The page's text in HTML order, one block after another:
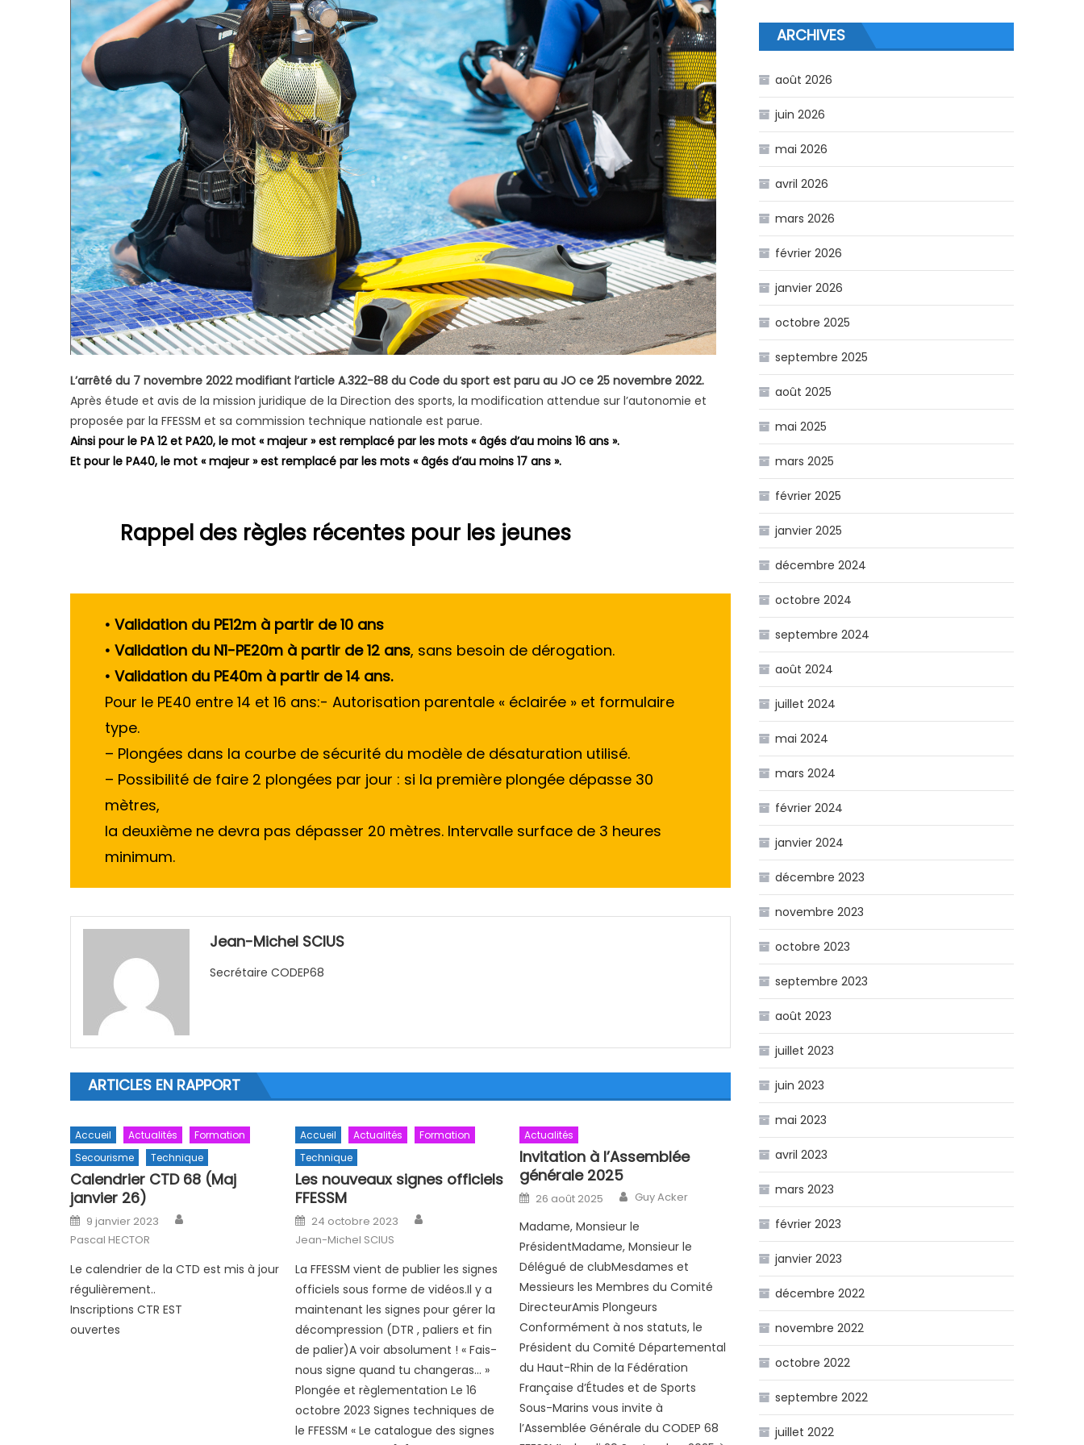
L’arrêté du 7 novembre 2022 modifiant l’article A.322-88 du Code du sport est paru au JO ce 25 novembre 2022.
Après étude et avis de la mission juridique de la Direction des sports, la modification attendue sur l’autonomie et
proposée par la FFESSM et sa commission technique nationale est parue.
Ainsi pour le PA 12 et PA20, le mot « majeur » est remplacé par les mots « âgés d’au moins 16 ans ».
Et pour le PA40, le mot « majeur » est remplacé par les mots « âgés d’au moins 17 ans ».
Rappel des règles récentes pour les jeunes
• Validation du PE12m à partir de 10 ans
• Validation du N1-PE20m à partir de 12 ans, sans besoin de dérogation.
• Validation du PE40m à partir de 14 ans.
Pour le PE40 entre 14 et 16 ans:- Autorisation parentale « éclairée » et formulaire
type.
– Plongées dans la courbe de sécurité du modèle de désaturation utilisé.
– Possibilité de faire 2 plongées par jour : si la première plongée dépasse 30
mètres,
la deuxième ne devra pas dépasser 20 mètres. Intervalle surface de 3 heures
minimum.
Jean-Michel SCIUS
Secrétaire CODEP68
ARTICLES EN RAPPORT
Accueil Actualités
Formation
Secourisme
Technique
Calendrier CTD 68 (Maj
janvier 26)
Posted on
9 janvier 2023
Pascal HECTOR
Le calendrier de la CTD est mis à jour
régulièrement..
Inscriptions CTR EST
ouvertes
Accueil Actualités
Formation
Technique
Les nouveaux signes officiels
FFESSM
Posted on
24 octobre 2023
Jean-Michel SCIUS
La FFESSM vient de publier les signes
officiels sous forme de vidéos.Il y a
maintenant les signes pour gérer la
décompression (DTR , paliers et fin
de palier)A voir absolument ! « Fais-
nous signe quand tu changeras… »
Plongée et règlementation Le 16
octobre 2023 Signes techniques de
le FFESSM « Le catalogue des signes
Actualités
Invitation à l’Assemblée
générale 2025
Posted on
26 août 2025 Author
Guy Acker
Madame, Monsieur le
PrésidentMadame, Monsieur le
Délégué de clubMesdames et
Messieurs les Membres du Comité
DirecteurAmis Plongeurs
Conformément à nos statuts, le
Président du Comité Départemental
du Haut-Rhin de la Fédération
Française d’Études et de Sports
Sous-Marins vous invite à
l’Assemblée Générale du CODEP 68
ARCHIVES
août 2026
juin 2026
mai 2026
avril 2026
mars 2026
février 2026
janvier 2026
octobre 2025
septembre 2025
août 2025
mai 2025
mars 2025
février 2025
janvier 2025
décembre 2024
octobre 2024
septembre 2024
août 2024
juillet 2024
mai 2024
mars 2024
février 2024
janvier 2024
décembre 2023
novembre 2023
octobre 2023
septembre 2023
août 2023
juillet 2023
juin 2023
mai 2023
avril 2023
mars 2023
février 2023
janvier 2023
décembre 2022
novembre 2022
octobre 2022
septembre 2022
juillet 2022